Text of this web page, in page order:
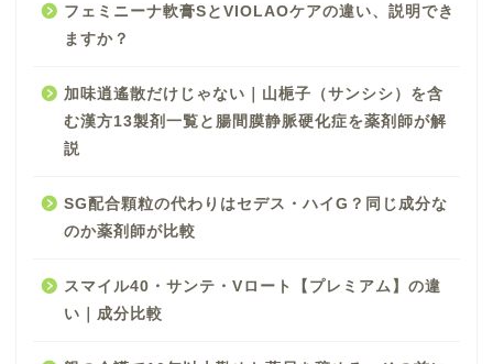
フェミニーナ軟膏SとVIOLAOケアの違い、説明でき
ますか？
加味逍遙散だけじゃない｜山梔子（サンシシ）を含
む漢方13製剤一覧と腸間膜静脈硬化症を薬剤師が解
説
SG配合顆粒の代わりはセデス・ハイG？同じ成分な
のか薬剤師が比較
スマイル40・サンテ・Vロート【プレミアム】の違
い｜成分比較